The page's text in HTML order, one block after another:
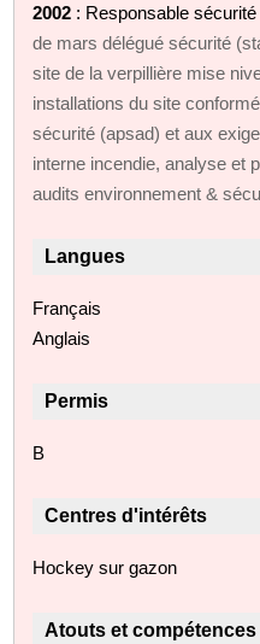
2002 : Responsable
de mars délégué sécurité
site de la verpillière mise
installations du site
sécurité (apsad) et aux
interne incendie, analyse et
audits environnement &
Langues
Français
Anglais
Permis
B
Centres d'intérêts
Hockey sur gazon
Atouts et compétences